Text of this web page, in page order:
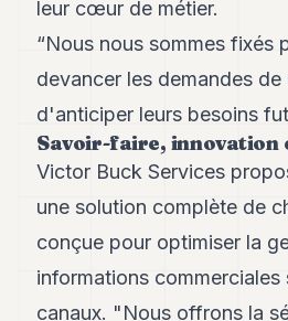
POLITIQUE
PRIVATE
SPORT
JURIDIQUE
ASSOCIATIONS
leur cœur de métier.
“Nous nous sommes fixés
devancer les demandes
d'anticiper leurs besoins
Savoir-faire, innovation
Victor Buck Services
une solution complète de
conçue pour optimiser la
informations commerciales
canaux. "Nous offrons la